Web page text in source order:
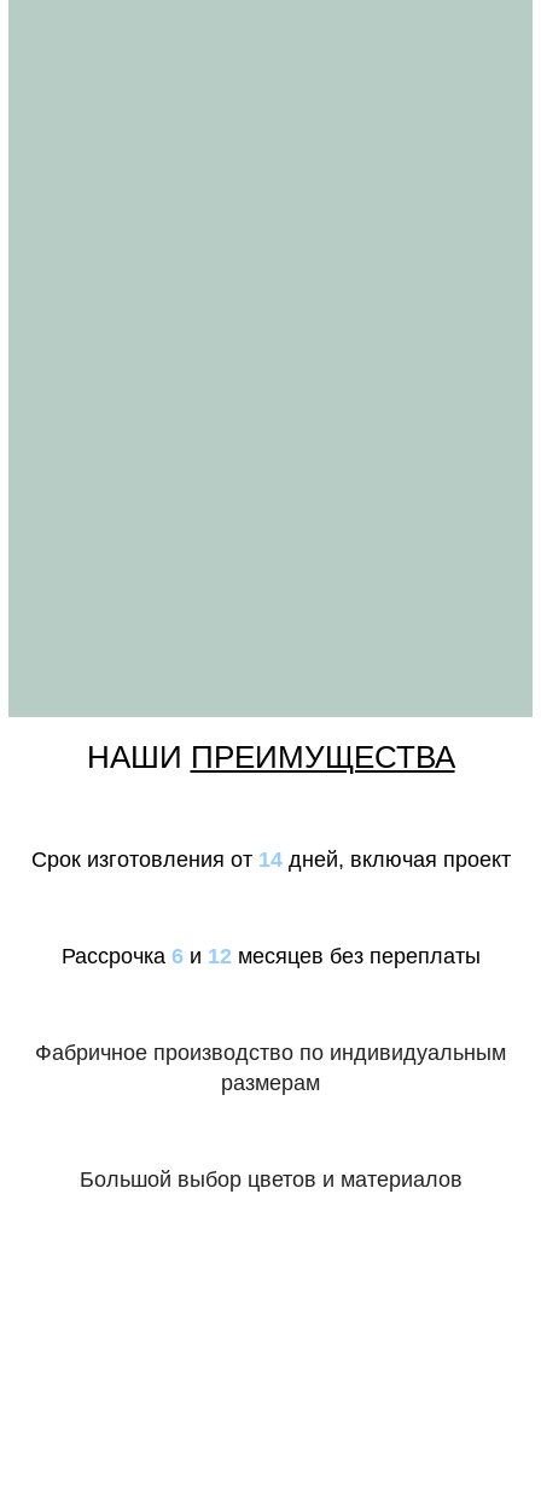
НАШИ ПРЕИМУЩЕСТВА
Срок изготовления от 14дней, включая проект
Рассрочка 6и 12месяцев без переплаты
Фабричное производство по индивидуальным
размерам
Большой выбор цветов и материалов